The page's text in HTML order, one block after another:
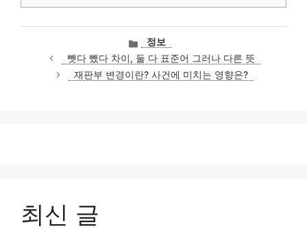
카
테
고
리
정보
뺏다 뺐다 차이, 둘 다 표준어 그러나 다른 뜻
재판부 변경이란? 사건에 미치는 영향은?
최신 글